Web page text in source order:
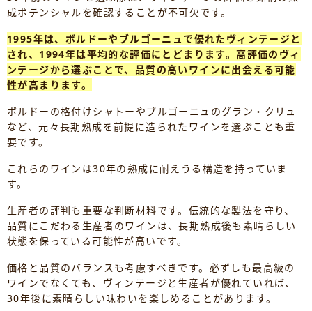
成ポテンシャルを確認することが不可欠です。
1995年は、ボルドーやブルゴーニュで優れたヴィンテージと
され、1994年は平均的な評価にとどまります。高評価のヴィ
ンテージから選ぶことで、品質の高いワインに出会える可能
性が高まります。
ボルドーの格付けシャトーやブルゴーニュのグラン・クリュ
など、元々長期熟成を前提に造られたワインを選ぶことも重
要です。
これらのワインは30年の熟成に耐えうる構造を持っていま
す。
生産者の評判も重要な判断材料です。伝統的な製法を守り、
品質にこだわる生産者のワインは、長期熟成後も素晴らしい
状態を保っている可能性が高いです。
価格と品質のバランスも考慮すべきです。必ずしも最高級の
ワインでなくても、ヴィンテージと生産者が優れていれば、
30年後に素晴らしい味わいを楽しめることがあります。